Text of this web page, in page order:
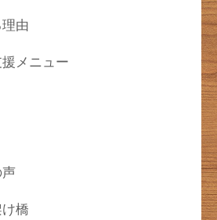
由
メニュー
橋